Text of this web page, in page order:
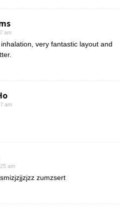
am
very fantastic layout and
am
am
zumzsert